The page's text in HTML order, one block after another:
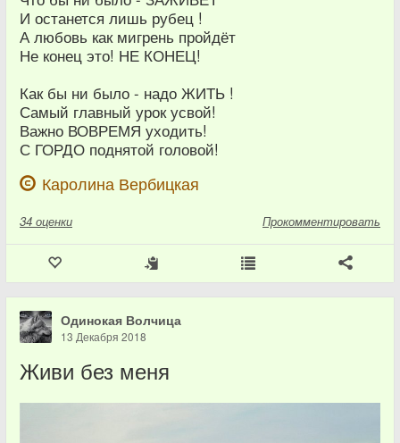
И останется лишь рубец !
А любовь как мигрень пройдёт
Не конец это! НЕ КОНЕЦ!
Как бы ни было - надо ЖИТЬ !
Самый главный урок усвой!
Важно ВОВРЕМЯ уходить!
С ГОРДО поднятой головой!
Каролина Вербицкая
34 оценки Прокомментировать
Одинокая Волчица
13 Декабря 2018
Живи без меня